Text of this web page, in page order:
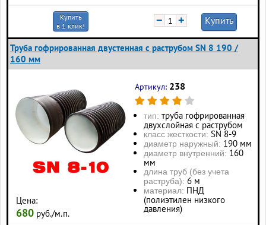
Купить
в 1 клик!
− + Купить
Труба гофрированная двустенная с раструбом SN 8 190 /
160 мм
Цена:
680 руб./м.п.
Артикул: 238
тип: труба гофрированная
двухслойная с раструбом
класс жесткости: SN 8-9
диаметр наружный: 190 мм
диаметр внутренний: 160
мм
длина труб (без учета
раструба): 6 м
материал: ПНД
(полиэтилен низкого
давления)